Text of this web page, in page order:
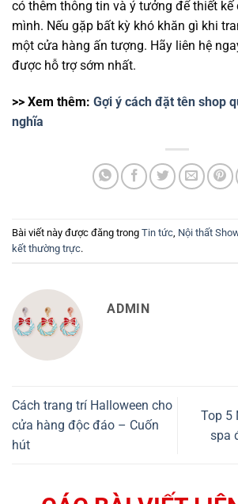
có thêm thông tin và ý tưởng để thiết kế
mình. Nếu gặp bất kỳ khó khăn gì khi
một cửa hàng ấn tượng. Hãy liên hệ
được hỗ trợ sớm nhất.
>> Xem thêm: Gợi ý cách đặt tên shop
nghĩa
Bài viết này được đăng trong Tin tức Nội thất
kết thường trực.
ADMIN
Cách trang trí Halloween cho
cửa hàng độc đáo – Cuốn
hút
Top 5
spa